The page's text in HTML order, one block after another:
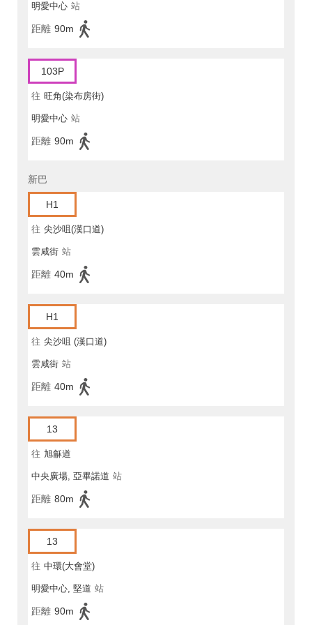
明愛中心 站
距離 90m
103P
往 旺角(染布房街)
明愛中心 站
距離 90m
新巴
H1
往 尖沙咀(漢口道)
雲咸街 站
距離 40m
H1
往 尖沙咀 (漢口道)
雲咸街 站
距離 40m
13
往 旭龢道
中央廣場, 亞畢諾道 站
距離 80m
13
往 中環(大會堂)
明愛中心, 堅道 站
距離 90m